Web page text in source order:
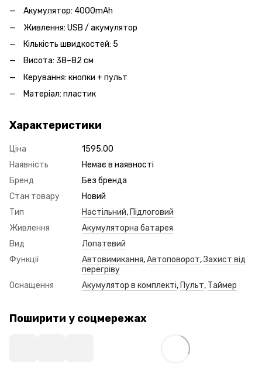
Акумулятор: 4000mAh
Живлення: USB / акумулятор
Кількість швидкостей: 5
Висота: 38–82 см
Керування: кнопки + пульт
Матеріал: пластик
Характеристики
Ціна
1595.00
Наявність
Немає в наявності
Бренд
Без бренда
Стан товару
Новий
Тип
Настільний, Підлоговий
Живлення
Акумуляторна батарея
Вид
Лопатевий
Функції
Автовимикання,Автоповорот,Захист від
перегріву
Оснащення
Акумулятор в комплекті, Пульт, Таймер
Поширити у соцмережах